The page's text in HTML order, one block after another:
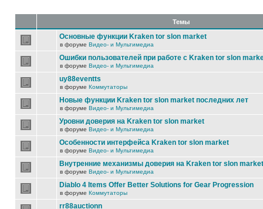
Темы
Основные функции Kraken tor slon market
в форуме Видео- и Мультимедиа
Ошибки пользователей при работе с Kraken tor slon
в форуме Видео- и Мультимедиа
uy88eventts
в форуме Коммутаторы
Новые функции Kraken tor slon market последних лет
в форуме Видео- и Мультимедиа
Уровни доверия на Kraken tor slon market
в форуме Видео- и Мультимедиа
Особенности интерфейса Kraken tor slon market
в форуме Видео- и Мультимедиа
Внутренние механизмы доверия на Kraken tor slon market
в форуме Видео- и Мультимедиа
Diablo 4 Items Offer Better Solutions for Gear Progression
в форуме Коммутаторы
rr88auctionn